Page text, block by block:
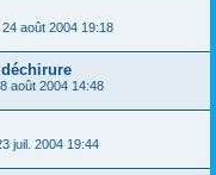
24 août 2004 19:18
août 2004 14:48
juil. 2004 19:44